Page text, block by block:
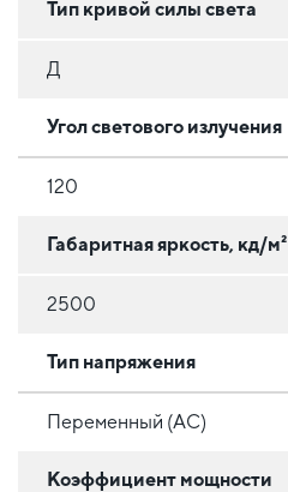
Тип кривой силы света
Д
Угол светового излучения
120
Габаритная яркость, кд/м²
2500
Тип напряжения
Переменный (AC)
Коэффициент мощности